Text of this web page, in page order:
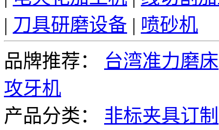
| 刀具研磨设备 | 喷砂机
品牌推荐：
台湾准力磨床
攻牙机
产品分类：
非标夹具订制